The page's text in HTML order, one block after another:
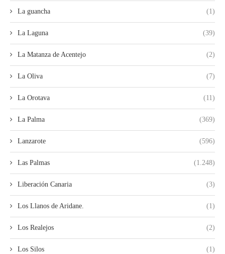
La guancha (1)
La Laguna (39)
La Matanza de Acentejo (2)
La Oliva (7)
La Orotava (11)
La Palma (369)
Lanzarote (596)
Las Palmas (1.248)
Liberación Canaria (3)
Los Llanos de Aridane. (1)
Los Realejos (2)
Los Silos (1)